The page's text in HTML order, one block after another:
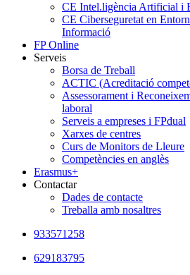
CE Intel.ligència Artificial i
CE Ciberseguretat en
Informació
FP Online
Serveis
Borsa de Treball
ACTIC (Acreditació
Assessorament i
laboral
Serveis a empreses i FPdual
Xarxes de centres
Curs de Monitors de Lleure
Competències en anglès
Erasmus+
Contactar
Dades de contacte
Treballa amb nosaltres
933571258
629183795